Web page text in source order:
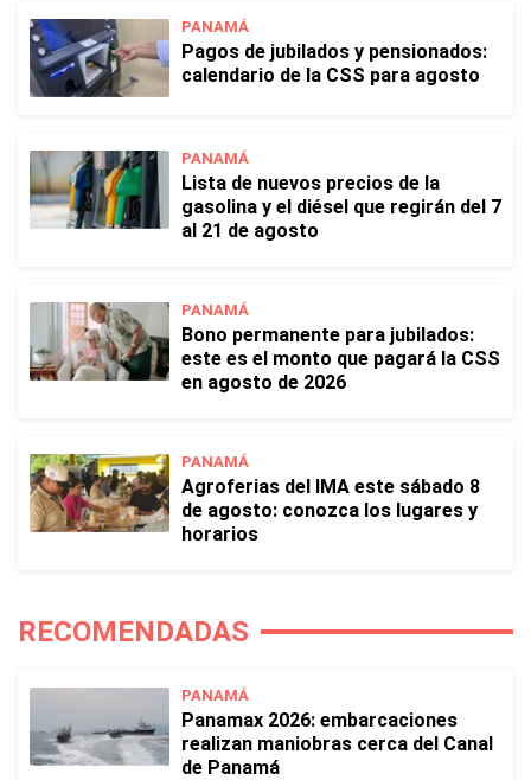
PANAMÁ
Pagos de jubilados y pensionados:
calendario de la CSS para agosto
PANAMÁ
Lista de nuevos precios de la
gasolina y el diésel que regirán del 7
al 21 de agosto
PANAMÁ
Bono permanente para jubilados:
este es el monto que pagará la CSS
en agosto de 2026
PANAMÁ
Agroferias del IMA este sábado 8
de agosto: conozca los lugares y
horarios
RECOMENDADAS
PANAMÁ
Panamax 2026: embarcaciones
realizan maniobras cerca del Canal
de Panamá